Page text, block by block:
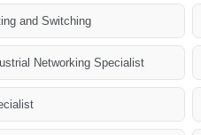
and Switching
Networking Specialist